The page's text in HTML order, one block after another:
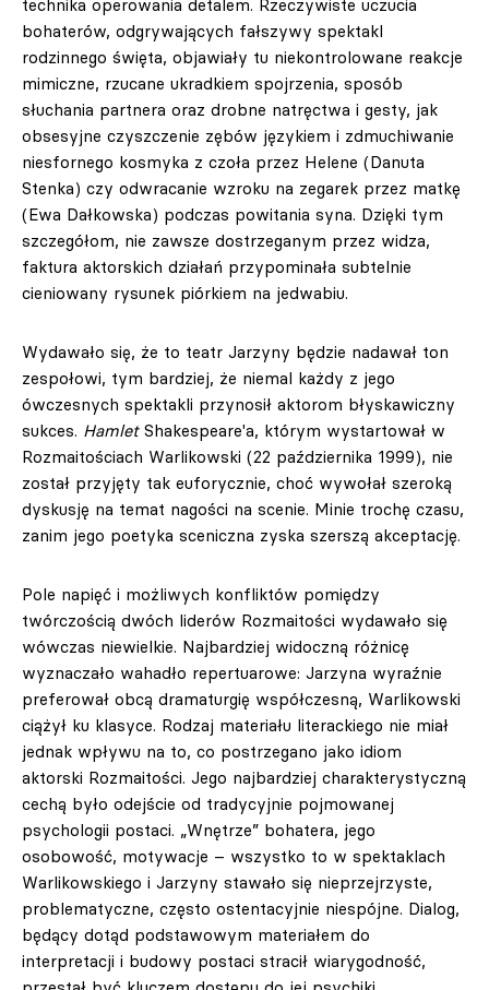
technika operowania detalem. Rzeczywiste uczucia
bohaterów, odgrywających fałszywy spektakl
rodzinnego święta, objawiały tu niekontrolowane reakcje
mimiczne, rzucane ukradkiem spojrzenia, sposób
słuchania partnera oraz drobne natręctwa i gesty, jak
obsesyjne czyszczenie zębów językiem i zdmuchiwanie
niesfornego kosmyka z czoła przez Helene (Danuta
Stenka) czy odwracanie wzroku na zegarek przez matkę
(Ewa Dałkowska) podczas powitania syna. Dzięki tym
szczegółom, nie zawsze dostrzeganym przez widza,
faktura aktorskich działań przypominała subtelnie
cieniowany rysunek piórkiem na jedwabiu.
Wydawało się, że to teatr Jarzyny będzie nadawał ton
zespołowi, tym bardziej, że niemal każdy z jego
ówczesnych spektakli przynosił aktorom błyskawiczny
sukces. HamletShakespeare'a, którym wystartował w
Rozmaitościach Warlikowski (22 października 1999), nie
został przyjęty tak euforycznie, choć wywołał szeroką
dyskusję na temat nagości na scenie. Minie trochę czasu,
zanim jego poetyka sceniczna zyska szerszą akceptację.
Pole napięć i możliwych konfliktów pomiędzy
twórczością dwóch liderów Rozmaitości wydawało się
wówczas niewielkie. Najbardziej widoczną różnicę
wyznaczało wahadło repertuarowe: Jarzyna wyraźnie
preferował obcą dramaturgię współczesną, Warlikowski
ciążył ku klasyce. Rodzaj materiału literackiego nie miał
jednak wpływu na to, co postrzegano jako idiom
aktorski Rozmaitości. Jego najbardziej charakterystyczną
cechą było odejście od tradycyjnie pojmowanej
psychologii postaci. „Wnętrze” bohatera, jego
osobowość, motywacje – wszystko to w spektaklach
Warlikowskiego i Jarzyny stawało się nieprzejrzyste,
problematyczne, często ostentacyjnie niespójne. Dialog,
będący dotąd podstawowym materiałem do
interpretacji i budowy postaci stracił wiarygodność,